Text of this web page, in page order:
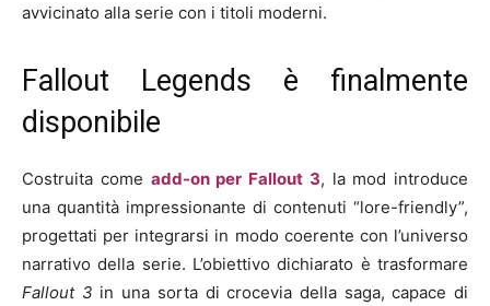
avvicinato alla serie con i titoli moderni.
Fallout Legends è finalmente
disponibile
Costruita come add-on per Fallout 3, la mod introduce
una quantità impressionante di contenuti “lore-friendly”,
progettati per integrarsi in modo coerente con l’universo
narrativo della serie. L’obiettivo dichiarato è trasformare
Fallout 3 in una sorta di crocevia della saga, capace di